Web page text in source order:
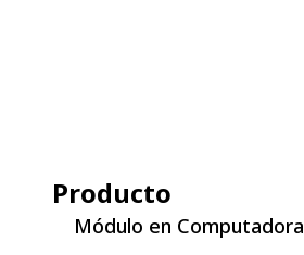
Producto
Módulo en Computadora